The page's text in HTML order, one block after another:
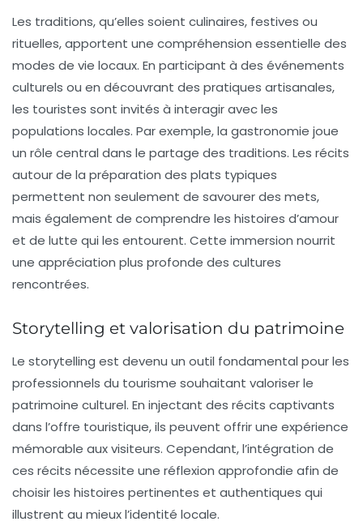
Les traditions, qu’elles soient culinaires, festives ou
rituelles, apportent une compréhension essentielle des
modes de vie locaux. En participant à des événements
culturels ou en découvrant des pratiques artisanales,
les touristes sont invités à interagir avec les
populations locales. Par exemple, la gastronomie joue
un rôle central dans le partage des traditions. Les récits
autour de la préparation des plats typiques
permettent non seulement de savourer des mets,
mais également de comprendre les histoires d’amour
et de lutte qui les entourent. Cette immersion nourrit
une appréciation plus profonde des cultures
rencontrées.
Storytelling et valorisation du patrimoine
Le storytelling est devenu un outil fondamental pour les
professionnels du tourisme souhaitant valoriser le
patrimoine culturel. En injectant des récits captivants
dans l’offre touristique, ils peuvent offrir une expérience
mémorable aux visiteurs. Cependant, l’intégration de
ces récits nécessite une réflexion approfondie afin de
choisir les histoires pertinentes et authentiques qui
illustrent au mieux l’identité locale.